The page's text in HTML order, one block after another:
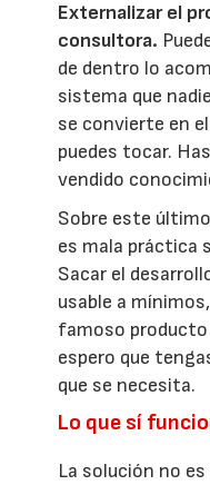
Externalizar el
consultora.
de dentro lo
sistema que
se convierte en
puedes tocar.
vendido
Sobre este
es mala práctica
Sacar el
usable a
famoso producto
espero que
que se necesita.
Lo que sí
La solución no